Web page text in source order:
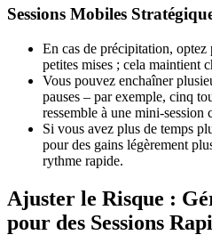
Sessions Mobiles
En cas de précipitation,
petites mises ; cela maintient
Vous pouvez enchaîner
pauses – par exemple, cinq
ressemble à une mini‑session
Si vous avez plus de temps
pour des gains légèrement
rythme rapide.
Ajuster le Risque :
pour des Sessions